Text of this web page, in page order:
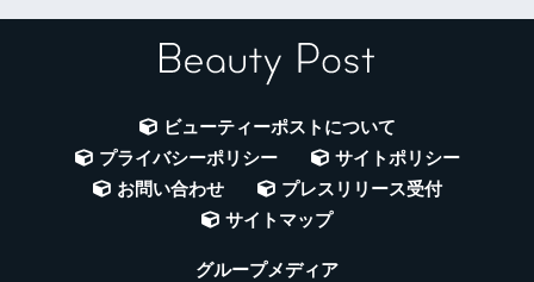
ビューティーポストについて
プライバシーポリシー
サイトポリシー
お問い合わせ
プレスリリース受付
サイトマップ
グループメディア